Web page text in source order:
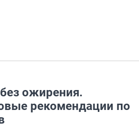
ожирения.
рекомендации по